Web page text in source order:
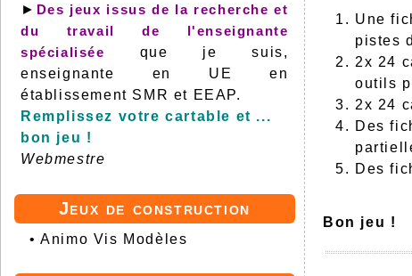
► Des jeux issus de la recherche et
du travail de l'enseignante
spécialisée que je suis,
enseignante en UE en
établissement SMR et EEAP.
Remplissez votre cartable et ...
bon jeu !
Webmestre
Jeux de construction
•Animo Vis Modèles
Une
pistes
2x 24
outils
2x 24
Des
Des
Bon jeu !